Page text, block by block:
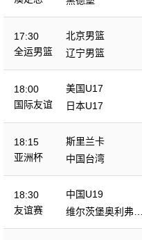
17:30
全运男篮
北京男篮
辽宁男篮
18:00
国际友谊
美国U17
日本U17
18:15
亚洲杯
斯里兰卡
中国台湾
18:30
友谊赛
中国U19
维尔茨堡奥利弗青
年队